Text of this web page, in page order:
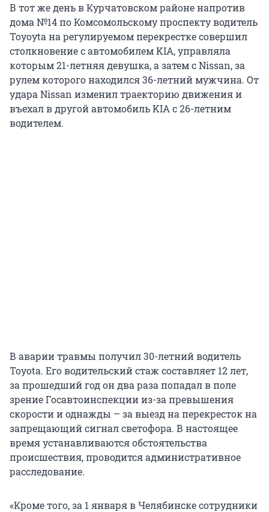
В тот же день в Курчатовском районе напротив
дома №14 по Комсомольскому проспекту водитель
Toyoyta на регулируемом перекрестке совершил
столкновение с автомобилем KIA, управляла
которым 21-летняя девушка, а затем с Nissan, за
рулем которого находился 36-летний мужчина. От
удара Nissan изменил траекторию движения и
въехал в другой автомобиль KIA c 26-летним
водителем.
В аварии травмы получил 30-летний водитель
Toyota. Его водительский стаж составляет 12 лет,
за прошедший год он два раза попадал в поле
зрение Госавтоинспекции из-за превышения
скорости и однажды – за выезд на перекресток на
запрещающий сигнал светофора. В настоящее
время устанавливаются обстоятельства
происшествия, проводится административное
расследование.
«Кроме того, за 1 января в Челябинске сотрудники